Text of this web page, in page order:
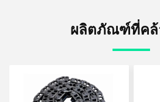
ผลิตภัณฑ์ที่คล้